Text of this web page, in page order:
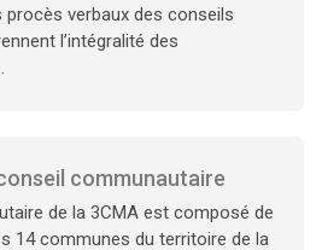
verbaux des conseils
l’intégralité des
communautaire
de la 3CMA est composé de
14 communes du territoire de la